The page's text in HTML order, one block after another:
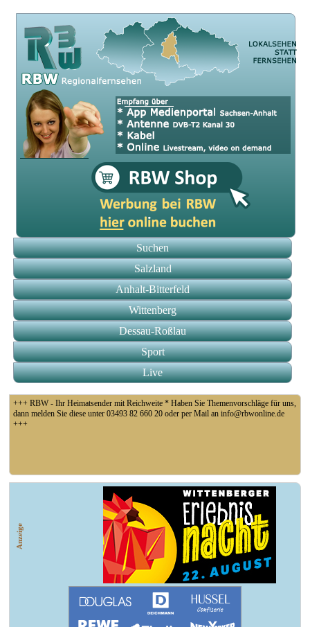
Suchen
Salzland
Anhalt-Bitterfeld
Wittenberg
Dessau-Roßlau
Sport
Live
+++ RBW - Ihr Heimatsender mit Reichweite * Haben Sie Themenvorschläge für uns,
dann melden Sie diese unter 03493 82 660 20 oder per Mail an info@rbwonline.de
+++
+++ Fußball Oberliga Süd 1. Spieltag: SG Union Sandersdorf - VfB 1921 Krieschow,
Anzeige